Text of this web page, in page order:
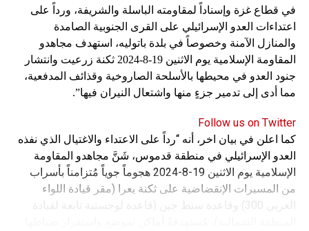
في قطاع غزة وإسناداً لمقاومته الباسلة ‌‏‌‏‌والشريفة، ورداً على
اعتداءات العدو الإسرائيلي على القرى الجنوبية الصامدة
والمنازل الآمنة وخصوصاً في بلدة باتوليه، استهدف مجاهدو
المقاومة الإسلامية يوم الاثنين 19-8-2024 ثكنة زرعيت وانتشار
جنود العدو في محيطها بالأسلحة الصاروخية وقذائف المدفعية،
مما أدى إلى تدمير جزءٍ منها واشتعال النيران فيها”.
Follow us on Twitter
كما اعلن في بيان اخر، أنه “رداً على الاعتداء والاغتيال الذي نفذه
العدو الإسرائيلي في منطقة قدموس، شَنَّ مجاهدو المقاومة
الإسلامية يوم الاثنين 19-8-2024 هجوماً جوياً مُتزامناً بأسراب
من المسيرات الإنقضاضية على ثكنة يعرا (مقر قيادة اللواء
الغربي 300) وقاعدة سنط جين (قاعدة لوجستية تابعة لقيادة